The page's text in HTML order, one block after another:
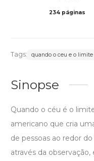
234 páginas
Tags: quando o ceu e o limite
Sinopse
Quando o céu é o
americano que cria
de pessoas ao redor
através da